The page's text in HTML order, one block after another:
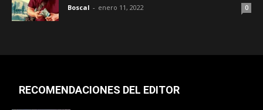
Boscal - enero 11, 2022 0
RECOMENDACIONES DEL EDITOR